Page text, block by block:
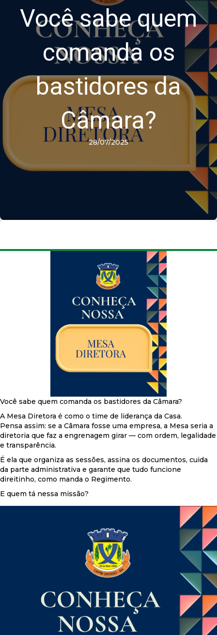
Você sabe quem
comanda os
bastidores da
Câmara?
28/07/2025
Você sabe quem comanda os bastidores da Câmara?
A Mesa Diretora é como o time de liderança da Casa.
Pensa assim: se a Câmara fosse uma empresa, a Mesa seria a
diretoria que faz a engrenagem girar — com ordem, legalidade
e transparência.
É ela que organiza as sessões, assina os documentos, cuida
da parte administrativa e garante que tudo funcione
direitinho, como manda o Regimento.
E quem tá nessa missão?